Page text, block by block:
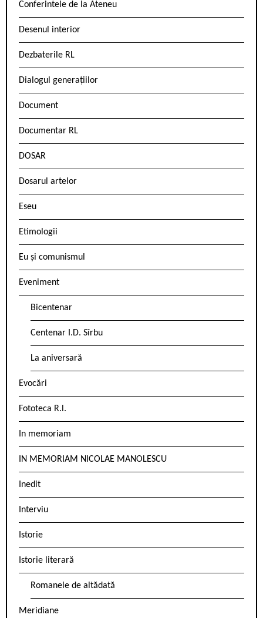
Conferintele de la Ateneu
Desenul interior
Dezbaterile RL
Dialogul generațiilor
Document
Documentar RL
DOSAR
Dosarul artelor
Eseu
Etimologii
Eu și comunismul
Eveniment
Bicentenar
Centenar I.D. Sîrbu
La aniversară
Evocări
Fototeca R.l.
In memoriam
IN MEMORIAM NICOLAE MANOLESCU
Inedit
Interviu
Istorie
Istorie literară
Romanele de altădată
Meridiane